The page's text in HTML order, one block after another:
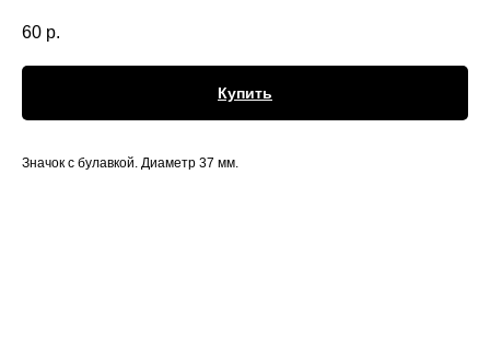
60 р.
Купить
Значок с булавкой. Диаметр 37 мм.